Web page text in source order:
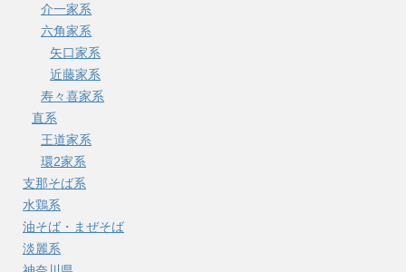
介一家系
六角家系
矢口家系
近藤家系
寿々喜家系
直系
王道家系
環2家系
支那そば系
水鶏系
油そば・まぜそば
淡麗系